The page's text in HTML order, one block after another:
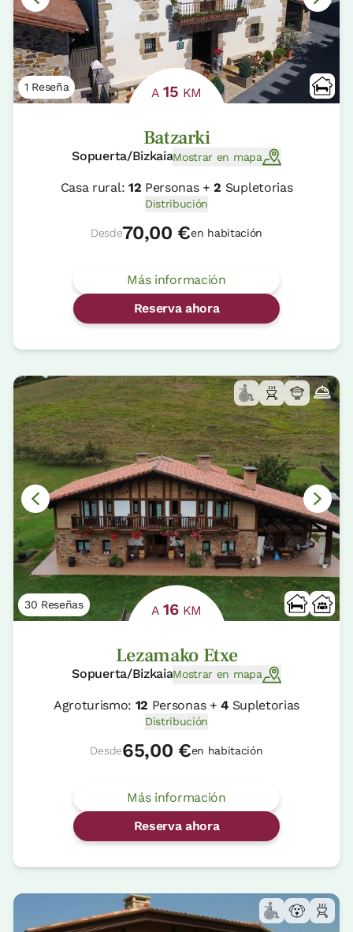
1 Reseña A15 KM
Batzarki
Sopuerta/BizkaiaMostrar en mapa
Casa rural: 12 Personas +2 Supletorias
Distribución
Desde70,00 €en habitación
Más información
Reserva ahora
30 Reseñas A16KM
Lezamako Etxe
Sopuerta/BizkaiaMostrar en mapa
Agroturismo: 12 Personas +4Supletorias
Distribución
Desde65,00 €en habitación
Más información
Reserva ahora